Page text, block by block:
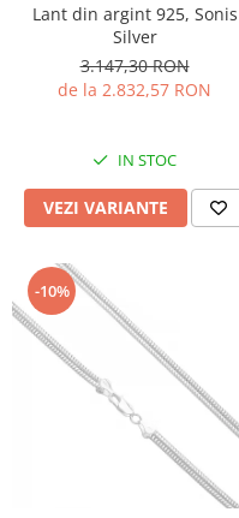
Lant din argint 925, Sonis
Silver
3.147,30 RON
de la 2.832,57 RON
IN STOC
VEZI VARIANTE
-10%